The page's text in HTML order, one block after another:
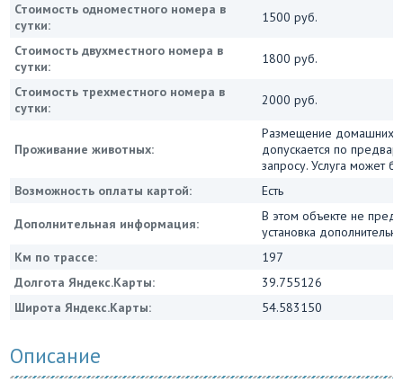
Стоимость одноместного номера в
сутки:
1500 руб.
Стоимость двухместного номера в
сутки:
1800 руб.
Стоимость трехместного номера в
сутки:
2000 руб.
Проживание животных:
Размещение домашних
допускается по
запросу. Услуга может
Возможность оплаты картой:
Есть
Дополнительная информация:
В этом объекте не
установка
Км по трассе:
197
Долгота Яндекс.Карты:
39.755126
Широта Яндекс.Карты:
54.583150
Описание